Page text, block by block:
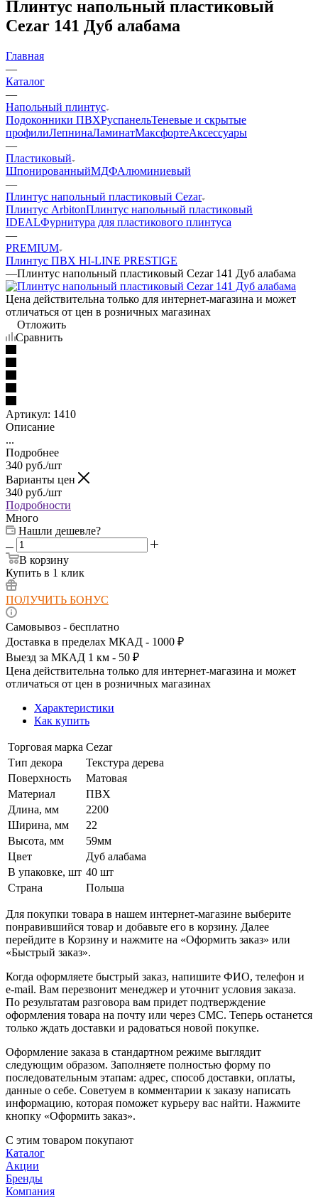
Плинтус напольный пластиковый
Cezar 141 Дуб алабама
Главная
—
Каталог
—
Напольный плинтус
Подоконники ПВХРуспанельТеневые и скрытые
профилиЛепнинаЛаминатМаксфортеАксессуары
—
Пластиковый
ШпонированныйМДФАлюминиевый
—
Плинтус напольный пластиковый Cezar
Плинтус ArbitonПлинтус напольный пластиковый
IDEALФурнитура для пластикового плинтуса
—
PREMIUM
Плинтус ПВХ HI-LINE PRESTIGE
—Плинтус напольный пластиковый Cezar 141 Дуб алабама
Цена действительна только для интернет-магазина и может
отличаться от цен в розничных магазинах
Отложить
Сравнить
Артикул: 1410
Описание
...
Подробнее
340 руб./шт
Варианты цен
340 руб./шт
Подробности
Много
Нашли дешевле?
В корзину
Купить в 1 клик
ПОЛУЧИТЬ БОНУС
Самовывоз - бесплатно
Доставка в пределах МКАД - 1000 ₽
Выезд за МКАД 1 км - 50 ₽
Цена действительна только для интернет-магазина и может
отличаться от цен в розничных магазинах
Характеристики
Как купить
Торговая марка Cezar
Тип декора
Текстура дерева
Поверхность
Матовая
Материал
ПВХ
Длина, мм
2200
Ширина, мм
22
Высота, мм
59мм
Цвет
Дуб алабама
В упаковке, шт 40 шт
Страна
Польша
Для покупки товара в нашем интернет-магазине выберите
понравившийся товар и добавьте его в корзину. Далее
перейдите в Корзину и нажмите на «Оформить заказ» или
«Быстрый заказ».
Когда оформляете быстрый заказ, напишите ФИО, телефон и
e-mail. Вам перезвонит менеджер и уточнит условия заказа.
По результатам разговора вам придет подтверждение
оформления товара на почту или через СМС. Теперь останется
только ждать доставки и радоваться новой покупке.
Оформление заказа в стандартном режиме выглядит
следующим образом. Заполняете полностью форму по
последовательным этапам: адрес, способ доставки, оплаты,
данные о себе. Советуем в комментарии к заказу написать
информацию, которая поможет курьеру вас найти. Нажмите
кнопку «Оформить заказ».
С этим товаром покупают
Каталог
Акции
Бренды
Компания